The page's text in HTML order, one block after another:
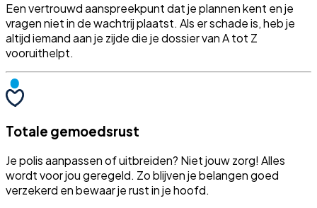
Een vertrouwd aanspreekpunt dat je plannen kent en je
vragen niet in de wachtrij plaatst. Als er schade is, heb je
altijd iemand aan je zijde die je dossier van A tot Z
vooruithelpt.
Totale gemoedsrust
Je polis aanpassen of uitbreiden? Niet jouw zorg! Alles
wordt voor jou geregeld. Zo blijven je belangen goed
verzekerd en bewaar je rust in je hoofd.